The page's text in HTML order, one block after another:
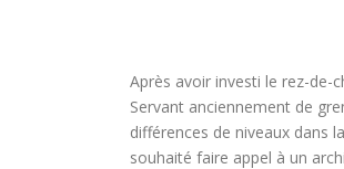
Après avoir investi le rez-de-
Servant anciennement de
différences de niveaux dans
souhaité faire appel à un